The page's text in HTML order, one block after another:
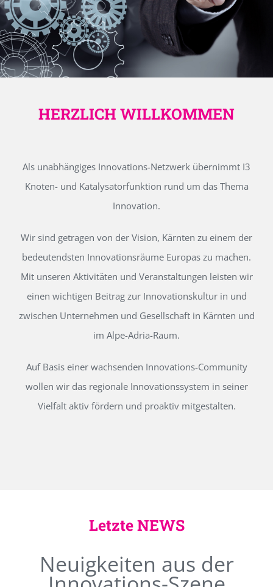
HERZLICH WILLKOMMEN
Als unabhängiges Innovations-Netzwerk übernimmt I3
Knoten- und Katalysatorfunktion rund um das Thema
Innovation.
Wir sind getragen von der Vision, Kärnten zu einem der
bedeutendsten Innovationsräume Europas zu machen.
Mit unseren Aktivitäten und Veranstaltungen leisten wir
einen wichtigen Beitrag zur Innovationskultur in und
zwischen Unternehmen und Gesellschaft in Kärnten und
im Alpe-Adria-Raum.
Auf Basis einer wachsenden Innovations-Community
wollen wir das regionale Innovationssystem in seiner
Vielfalt aktiv fördern und proaktiv mitgestalten.
Letzte NEWS
Neuigkeiten aus der